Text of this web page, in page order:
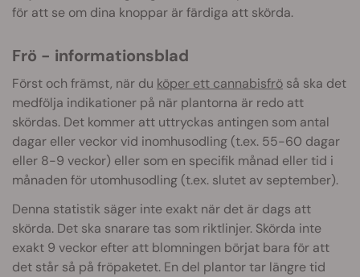
för att se om dina knoppar är färdiga att skörda.
Frö - informationsblad
Först och främst, när du köper ett cannabisfrö så ska det
medfölja indikationer på när plantorna är redo att
skördas. Det kommer att uttryckas antingen som antal
dagar eller veckor vid inomhusodling (t.ex. 55-60 dagar
eller 8-9 veckor) eller som en specifik månad eller tid i
månaden för utomhusodling (t.ex. slutet av september).
Denna statistik säger inte exakt när det är dags att
skörda. Det ska snarare tas som riktlinjer. Skörda inte
exakt 9 veckor efter att blomningen börjat bara för att
det står så på fröpaketet. En del plantor tar längre tid